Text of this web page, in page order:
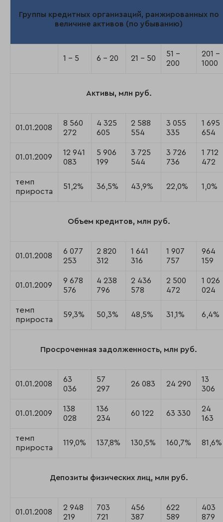
Группы кредитных организаций, ранжированных по
величине активов (по убыванию)
1 – 5 6 – 20 21 – 50
51 –
200
201 –
1000
Активы, млн руб.
01.01.2008
8 560
272
4 325
605
2 588
554
3 055
335
1 695
654
01.01.2009
12 941
083
5 906
199
3 725
544
3 726
736
1 712
472
темп
прироста
51,2% 36,5% 43,9% 22,0% 1,0%
Объем кредитов, млн руб.
01.01.2008
6 077
253
2 820
312
1 641
316
1 907
757
964
159
01.01.2009
9 678
576
4 238
796
2 436
578
2 500
472
1 026
024
темп
прироста
59,3% 50,3% 48,5% 31,1% 6,4%
Просроченная задолженность, млн руб.
01.01.2008
63
036
57
297
26 083 24 290
13
306
01.01.2009
138
028
136
234
60 122 63 330
24
163
темп
прироста
119,0% 137,8% 130,5% 160,7% 81,6%
Депозиты физических лиц, млн руб.
01.01.2008
2 948
219
703
721
456
387
622
589
403
879